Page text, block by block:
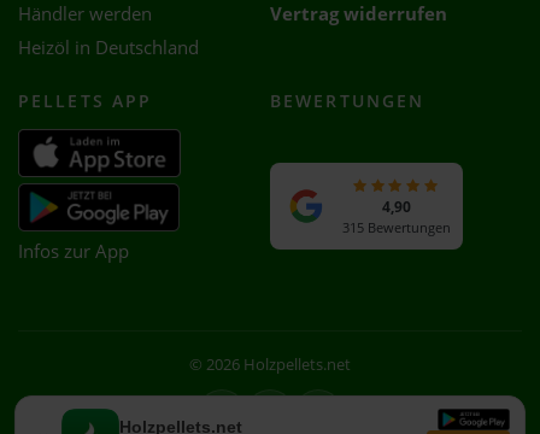
Holzpellets.net
Händler werden
Heizöl in Deutschland
Vertrag widerrufen
PELLETS APP
Infos zur App
BEWERTUNGEN
4,90
315 Bewertungen
© 2026 Holzpellets.net
Facebook